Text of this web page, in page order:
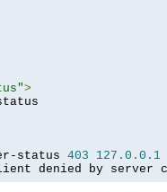
>
status 403 127.0 . 0.1
denied by server